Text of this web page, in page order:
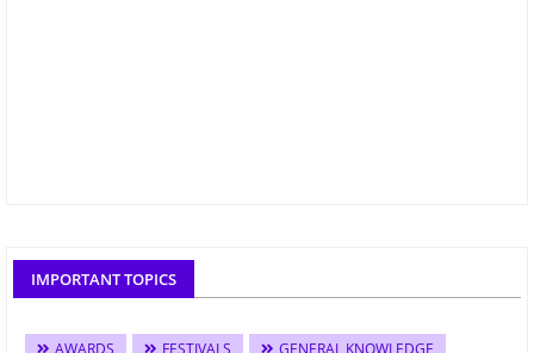
IMPORTANT TOPICS
AWARDS FESTIVALS GENERAL KNOWLEDGE